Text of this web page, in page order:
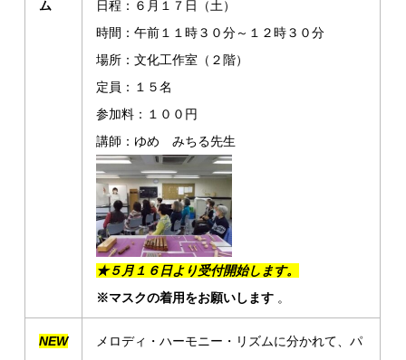
ム
日程：６月１７日（土）
時間：午前１１時３０分～１２時３０分
場所：文化工作室（２階）
定員：１５名
参加料：１００円
講師：ゆめ みちる先生
★５月１６日より受付開始します。
※マスクの着用をお願いします 。
NEW
メロディ・ハーモニー・リズムに分かれて、パ